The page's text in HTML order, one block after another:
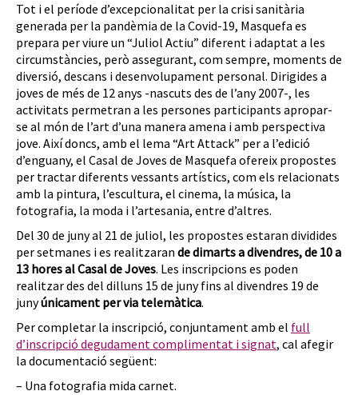
Tot i el període d’excepcionalitat per la crisi sanitària
generada per la pandèmia de la Covid-19, Masquefa es
prepara per viure un “Juliol Actiu” diferent i adaptat a les
circumstàncies, però assegurant, com sempre, moments de
diversió, descans i desenvolupament personal. Dirigides a
joves de més de 12 anys -nascuts des de l’any 2007-, les
activitats permetran a les persones participants apropar-
se al món de l’art d’una manera amena i amb perspectiva
jove. Així doncs, amb el lema “Art Attack” per a l’edició
d’enguany, el Casal de Joves de Masquefa ofereix propostes
per tractar diferents vessants artístics, com els relacionats
amb la pintura, l’escultura, el cinema, la música, la
fotografia, la moda i l’artesania, entre d’altres.
Del 30 de juny al 21 de juliol, les propostes estaran dividides
per setmanes i es realitzaran de dimarts a divendres, de 10 a
13 hores al Casal de Joves. Les inscripcions es poden
realitzar des del dilluns 15 de juny fins al divendres 19 de
junyúnicament per via telemàtica.
Per completar la inscripció, conjuntament amb el full
d’inscripció degudament complimentat i signat, cal afegir
la documentació següent:
– Una fotografia mida carnet.